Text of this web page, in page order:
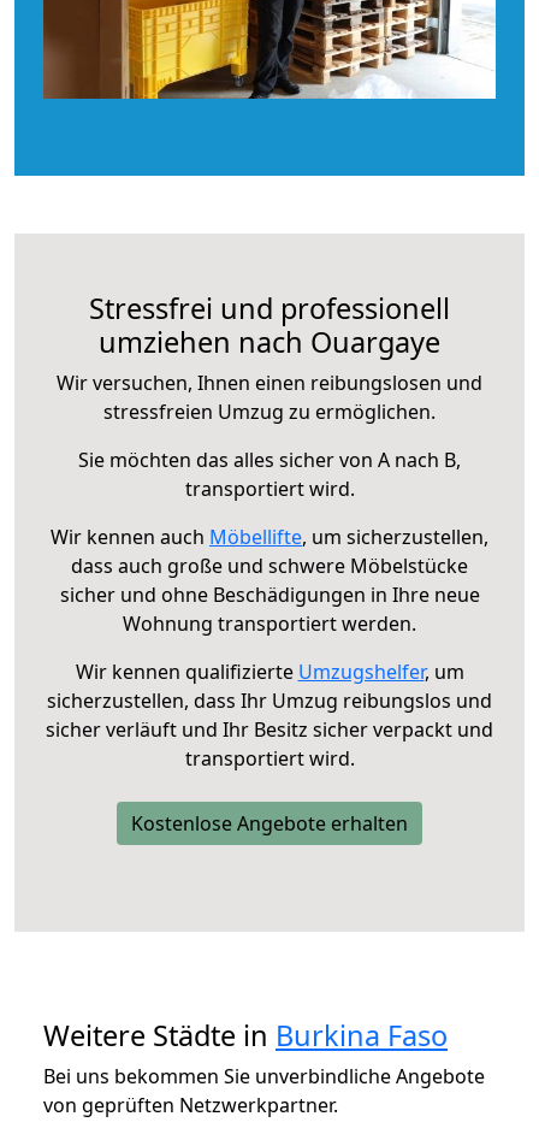
Stressfrei und professionell
umziehen nach Ouargaye
Wir versuchen, Ihnen einen reibungslosen und
stressfreien Umzug zu ermöglichen.
Sie möchten das alles sicher von A nach B,
transportiert wird.
Wir kennen auch Möbellifte, um sicherzustellen,
dass auch große und schwere Möbelstücke
sicher und ohne Beschädigungen in Ihre neue
Wohnung transportiert werden.
Wir kennen qualifizierte Umzugshelfer, um
sicherzustellen, dass Ihr Umzug reibungslos und
sicher verläuft und Ihr Besitz sicher verpackt und
transportiert wird.
Kostenlose Angebote erhalten
Weitere Städte in Burkina Faso
Bei uns bekommen Sie unverbindliche Angebote
von geprüften Netzwerkpartner.